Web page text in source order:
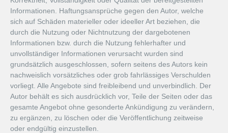
Informationen. Haftungsansprüche gegen den Autor, welche
sich auf Schäden materieller oder ideeller Art beziehen, die
durch die Nutzung oder Nichtnutzung der dargebotenen
Informationen bzw. durch die Nutzung fehlerhafter und
unvollständiger Informationen verursacht wurden sind
grundsätzlich ausgeschlossen, sofern seitens des Autors kein
nachweislich vorsätzliches oder grob fahrlässiges Verschulden
vorliegt. Alle Angebote sind freibleibend und unverbindlich. Der
Autor behält es sich ausdrücklich vor, Teile der Seiten oder das
gesamte Angebot ohne gesonderte Ankündigung zu verändern,
zu ergänzen, zu löschen oder die Veröffentlichung zeitweise
oder endgültig einzustellen.